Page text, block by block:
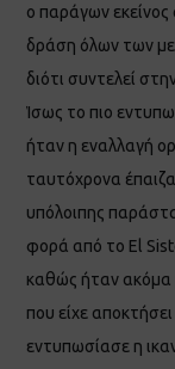
ο παράγων
δράση όλων των
διότι συντελεί
Ίσως το πιο
ήταν η εναλλαγή
ταυτόχρονα
υπόλοιπης
φορά από το El
καθώς ήταν ακόμα
που είχε
εντυπωσίασε η